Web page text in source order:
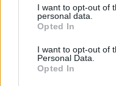
not limited to your visit
grant or deny consent
use your data for below
consent section.
I want to opt-out of
personal data.
Opted In
I want to opt-out of
Personal Data.
Opted In
Μέγκαν Μαρκλ –
Χαμογελαστοί στη
φιλανθρωπική
09.08.2026